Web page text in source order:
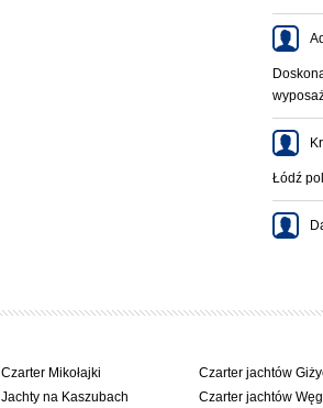
Łódź
Czarter Mikołajki
Jachty na Kaszubach
Czarter jachtów
Czarter jachtów